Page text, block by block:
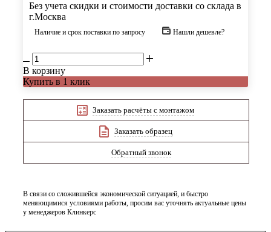
Без учета скидки и стоимости доставки со склада в
г.Москва
Наличие и срок поставки по запросу Нашли дешевле?
В корзину
Купить в 1 клик
Заказать расчёты с монтажом
Заказать образец
Обратный звонок
В связи со сложившейся экономической ситуацией, и быстро
меняющимися условиями работы, просим вас уточнять актуальные цены
у менеджеров Клинкерс